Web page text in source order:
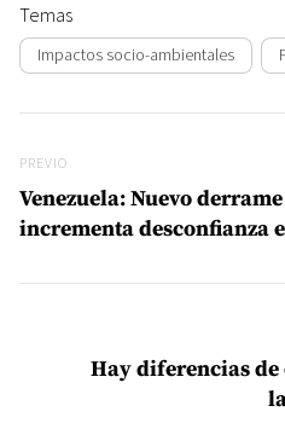
Temas
Impactos socio-ambientales
Previo
PREVIO
Venezuela: Nuevo
incrementa desconfianza
Hay diferencias de